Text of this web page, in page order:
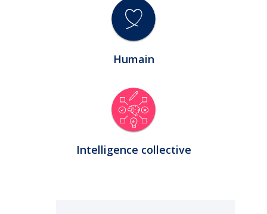
Humain
Intelligence collective